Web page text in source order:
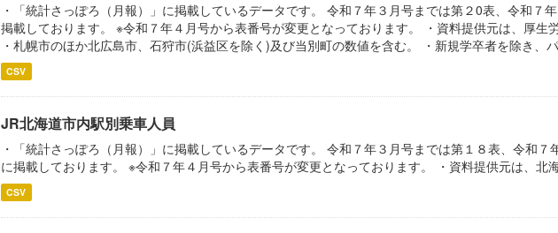
・「統計さっぽろ（月報）」に掲載しているデータです。 令和７年３月号までは第２0表、令和７
掲載しております。 ※令和７年４月号から表番号が変更となっております。 ・資料提供元は、厚生
・札幌市のほか北広島市、石狩市(浜益区を除く)及び当別町の数値を含む。 ・新規学卒者を除き、
CSV
JR北海道市内駅別乗車人員
・「統計さっぽろ（月報）」に掲載しているデータです。 令和７年３月号までは第１８表、令和７
に掲載しております。 ※令和７年４月号から表番号が変更となっております。 ・資料提供元は、北
CSV